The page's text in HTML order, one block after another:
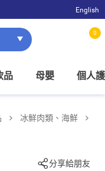
。
English
0
品 母嬰 個人
冰鮮肉類、海鮮
分享給朋友